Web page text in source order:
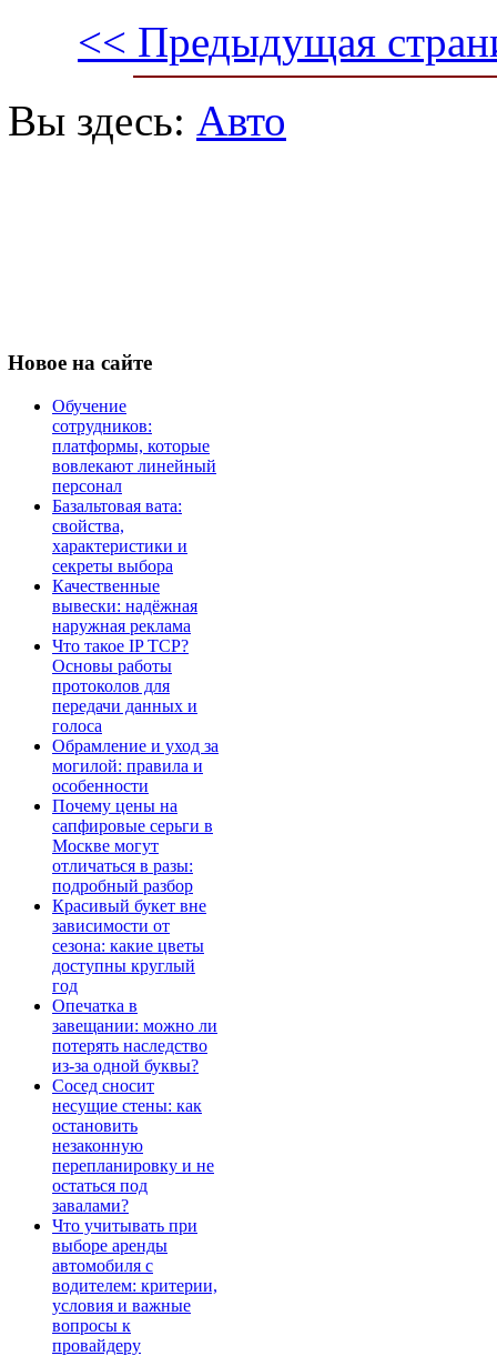
<< Предыдущая
Вы здесь: Авто
Новое на сайте
Обучение
сотрудников:
платформы, которые
вовлекают линейный
персонал
Базальтовая вата:
свойства,
характеристики и
секреты выбора
Качественные
вывески: надёжная
наружная реклама
Что такое IP TCP?
Основы работы
протоколов для
передачи данных и
голоса
Обрамление и уход за
могилой: правила и
особенности
Почему цены на
сапфировые серьги в
Москве могут
отличаться в разы:
подробный разбор
Красивый букет вне
зависимости от
сезона: какие цветы
доступны круглый
год
Опечатка в
завещании: можно ли
потерять наследство
из-за одной буквы?
Сосед сносит
несущие стены: как
остановить
незаконную
перепланировку и не
остаться под
завалами?
Что учитывать при
выборе аренды
автомобиля с
водителем: критерии,
условия и важные
вопросы к
провайдеру